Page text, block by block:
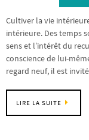
Cultiver la vie
intérieure. Des temps
sens et l’intérêt du
conscience de lui-
regard neuf, il est
LIRE LA SUITE